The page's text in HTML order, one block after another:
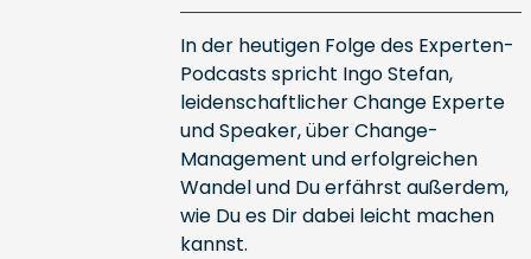
In der heutigen Folge des Experten-
Podcasts spricht Ingo Stefan,
leidenschaftlicher Change Experte
und Speaker, über Change-
Management und erfolgreichen
Wandel und Du erfährst außerdem,
wie Du es Dir dabei leicht machen
kannst.